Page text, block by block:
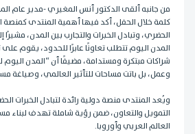
من جانبه ألقى الدكتور أنس المغيري -مدير عام
كلمة خلال الحفل، أكد فيها أهمية المنتدى كمنصة
الحضري، وتبادل الخبرات والتجارب بين المدن، مشيرًا
المدن اليوم تتطلب تعاونًا عابرًا للحدود، يقوم
شراكات مبتكرة ومستدامة، مضيفًا أن “المدن
وعمل، بل باتت مساحات للتأثير العالمي، وصياغة
ويُعد المنتدى منصة دولية رائدة لتبادل الخبرات
التمويل والتعاون، ضمن رؤية شاملة تهدف لبناء
العالم العربي وأوروبا.